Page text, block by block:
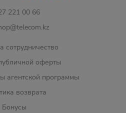
221 00 66
сотрудничество
оферты
агентской программы
возврата
Бонусы